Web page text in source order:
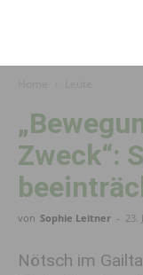
Zweck“:
von Sophie Leitner - 23.
Nötsch im